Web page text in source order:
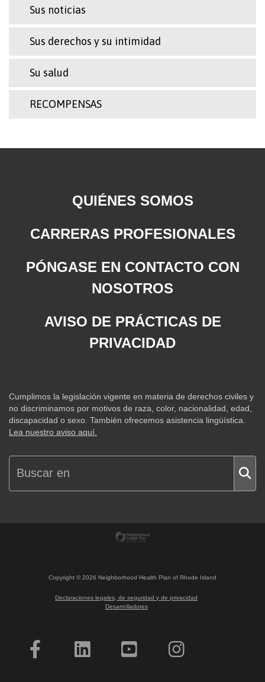
Sus noticias
Sus derechos y su intimidad
Su salud
RECOMPENSAS
QUIÉNES SOMOS
CARRERAS PROFESIONALES
PÓNGASE EN CONTACTO CON
NOSOTROS
AVISO DE PRÁCTICAS DE
PRIVACIDAD
Cumplimos la legislación vigente en materia de derechos civiles y
no discriminamos por motivos de raza, color, nacionalidad, edad,
discapacidad o sexo. También ofrecemos asistencia lingüística.
Lea nuestro aviso aquí.
Copyright ©2026 Neighborhood Health Plan of Rhode Island
Declaraciones legales, de seguridad y de privacidad
Desarrolladores